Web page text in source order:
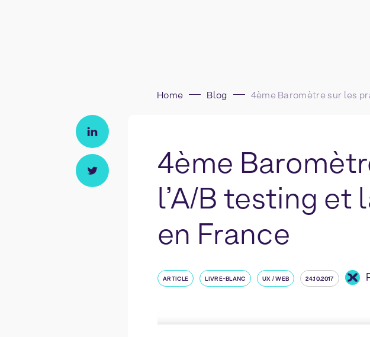
Home Blog
4ème
l’A/B testing et
en France
ARTICLE LIVRE-BLANC UX / WEB 24.10.2017